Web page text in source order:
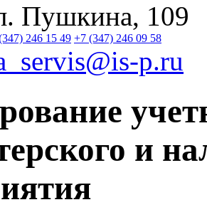
Пушкина, 109
246 15 49 +7 (347) 246 09 58
p.ru
и